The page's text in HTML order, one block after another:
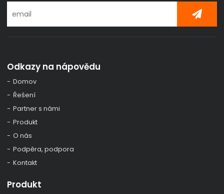
Odkazy na nápovědu
Domov
Řešení
Partner s námi
Produkt
O nás
Podpěra, podpora
Kontakt
Produkt